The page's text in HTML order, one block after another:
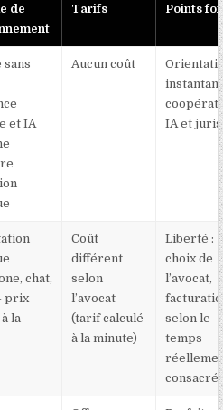
de
Tarifs Points
sans
et IA
Aucun coût
IA et
chat,
prix
la
Coût
différent
selon
l’avocat
(tarif calculé
à la minute)
Liberté :
choix de
l’avocat,
selon le
temps
consacré